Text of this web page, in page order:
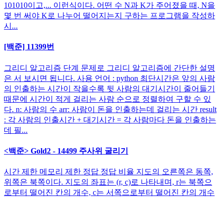
101010이고,... 이런식이다. 어떤 수 N과 K가 주어졌을 때, N을
몇 번 써야 K로 나누어 떨어지는지 구하는 프로그램을 작성하
시...
[백준] 11399번
그리디 알고리즘 단계 문제로 그리디 알고리즘에 간단한 설명
은 서 보시면 됩니다. 사용 언어 : python 최단시간은 앞의 사람
의 인출하는 시간이 작을수록 뒷 사람의 대기시간이 줄어들기
때문에 시간이 적게 걸리는 사람 순으로 정렬하여 구할 수 있
다. n: 사람의 수 arr: 사람이 돈을 인출하는데 걸리는 시간 result
: 각 사람의 인출시간 + 대기시간 = 각 사람마다 돈을 인출하는
데 필...
<백준> Gold2 - 14499 주사위 굴리기
시간 제한 메모리 제한 정답 정답 비율 지도의 오른쪽은 동쪽,
위쪽은 북쪽이다. 지도의 좌표는 (r, c)로 나타내며, r는 북쪽으
로부터 떨어진 칸의 개수, c는 서쪽으로부터 떨어진 칸의 개수